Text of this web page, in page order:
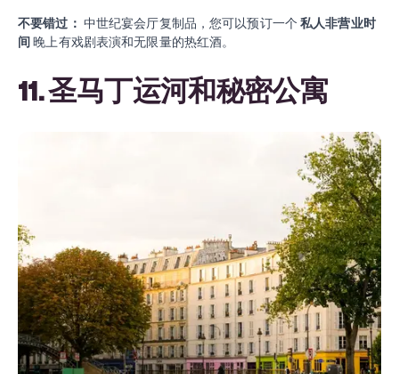
不要错过： 中世纪宴会厅复制品，您可以预订一个私人非营业时
间晚上有戏剧表演和无限量的热红酒。
11. 圣马丁运河和秘密公寓